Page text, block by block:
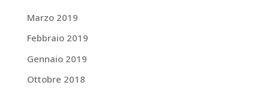
Marzo 2019
Febbraio 2019
Gennaio 2019
Ottobre 2018